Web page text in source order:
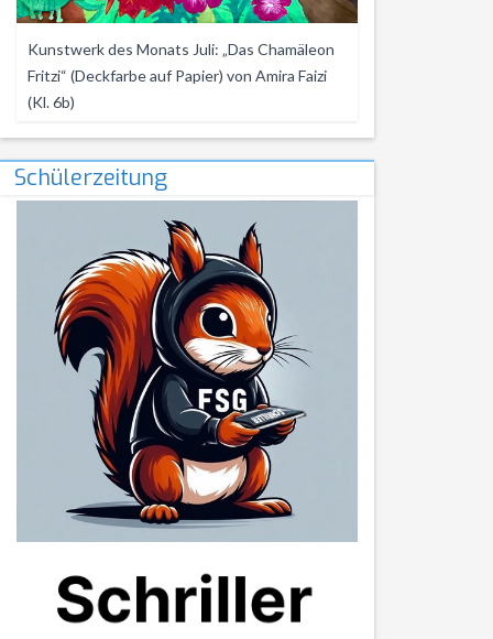
Kunstwerk des Monats Juli: „Das Chamäleon
Fritzi“ (Deckfarbe auf Papier) von Amira Faizi
(Kl. 6b)
Schülerzeitung